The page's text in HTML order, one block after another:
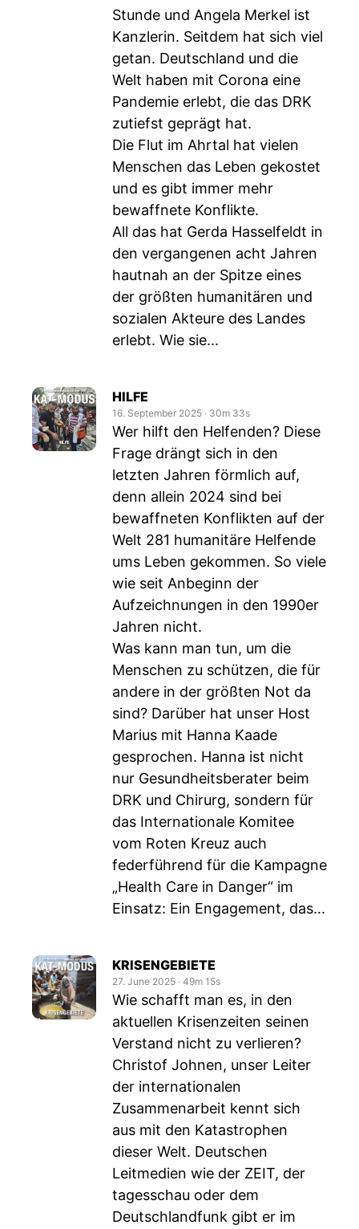
Stunde und Angela Merkel ist
Kanzlerin. Seitdem hat sich viel
getan. Deutschland und die
Welt haben mit Corona eine
Pandemie erlebt, die das DRK
zutiefst geprägt hat.
Die Flut im Ahrtal hat vielen
Menschen das Leben gekostet
und es gibt immer mehr
bewaffnete Konflikte.
All das hat Gerda Hasselfeldt in
den vergangenen acht Jahren
hautnah an der Spitze eines
der größten humanitären und
sozialen Akteure des Landes
erlebt. Wie sie...
HILFE
16. September 2025 ‧ 30m 33s
Wer hilft den Helfenden? Diese
Frage drängt sich in den
letzten Jahren förmlich auf,
denn allein 2024 sind bei
bewaffneten Konflikten auf der
Welt 281 humanitäre Helfende
ums Leben gekommen. So viele
wie seit Anbeginn der
Aufzeichnungen in den 1990er
Jahren nicht.
Was kann man tun, um die
Menschen zu schützen, die für
andere in der größten Not da
sind? Darüber hat unser Host
Marius mit Hanna Kaade
gesprochen. Hanna ist nicht
nur Gesundheitsberater beim
DRK und Chirurg, sondern für
das Internationale Komitee
vom Roten Kreuz auch
federführend für die Kampagne
„Health Care in Danger“ im
Einsatz: Ein Engagement, das...
KRISENGEBIETE
27. June 2025 ‧ 49m 15s
Wie schafft man es, in den
aktuellen Krisenzeiten seinen
Verstand nicht zu verlieren?
Christof Johnen, unser Leiter
der internationalen
Zusammenarbeit kennt sich
aus mit den Katastrophen
dieser Welt. Deutschen
Leitmedien wie der ZEIT, der
tagesschau oder dem
Deutschlandfunk gibt er im